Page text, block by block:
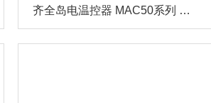
齐全岛电温控器 MAC50系列 宽量程适配全场景